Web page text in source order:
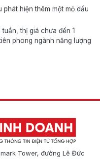
hiện thêm một mỏ dầu
thị giá chưa đến 1
phong ngành năng lượng
Tower, đường Lê Đức